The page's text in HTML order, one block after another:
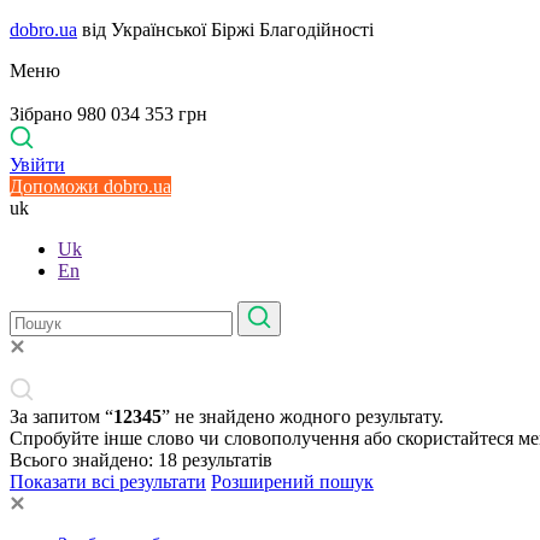
dobro.ua від Української Біржі Благодійності
Меню
Зібрано 980 034 353 грн
Увійти
Допоможи dobro.ua
uk
Uk
En
За запитом “12345” не знайдено жодного результату.
Спробуйте інше слово чи словополучення або скористайтеся
Всього знайдено: 18 результатів
Показати всі результати Розширений пошук